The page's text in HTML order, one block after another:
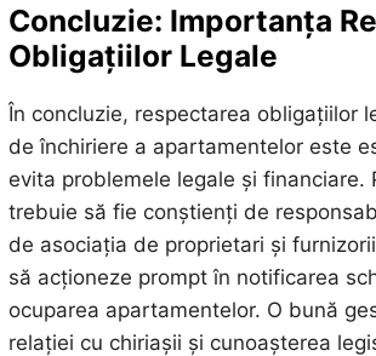
Concluzie: Importanța
Obligațiilor Legale
În concluzie, respectarea obligațiilor
de închiriere a apartamentelor este
evita problemele legale și financiare.
trebuie să fie conștienți de
de asociația de proprietari și
să acționeze prompt în notificarea
ocuparea apartamentelor. O bună
relației cu chiriașii și cunoașterea